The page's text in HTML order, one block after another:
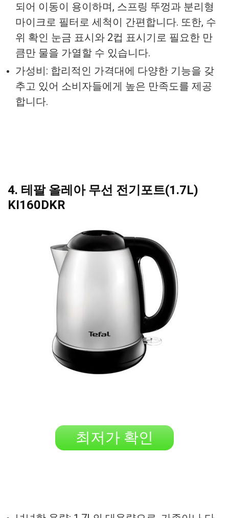
되어 이동이 용이하며, 스프링 뚜껑과 분리형
마이크로 필터로 세척이 간편합니다. 또한, 수
위 확인 눈금 표시와 2컵 표시기로 필요한 만
큼만 물을 가열할 수 있습니다.
가성비: 합리적인 가격대에 다양한 기능을 갖
추고 있어 소비자들에게 높은 만족도를 제공
합니다.
4. 테팔 올레아 무선 전기포트(1.7L)
KI160DKR
최저가 확인